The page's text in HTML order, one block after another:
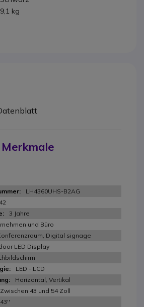
9,1 kg
LH4360UHS-B2AG
3 Jahre
und Büro
Digital signage
LED Display
LED - LCD
Horizontal, Vertikal
Zwischen 43 und 54 Zoll
43''